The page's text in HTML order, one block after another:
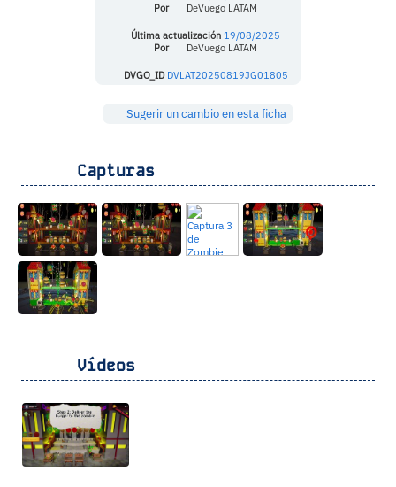
Por
DeVuego LATAM
Última actualización 19/08/2025
Por
DeVuego LATAM
DVGO_ID DVLAT20250819JG01805
Sugerir un cambio en esta ficha
Capturas
Vídeos